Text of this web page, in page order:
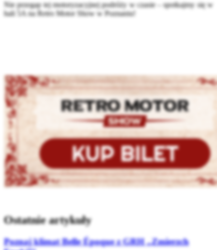
Nie przegap tej motoryzacyjnej podróży w czasie – spotkajmy się w
hali 5A na Retro Motor Show w Poznaniu!
Ostatnie artykuły
Poznaj klimat Belle Époque z GRH „Zmierzch